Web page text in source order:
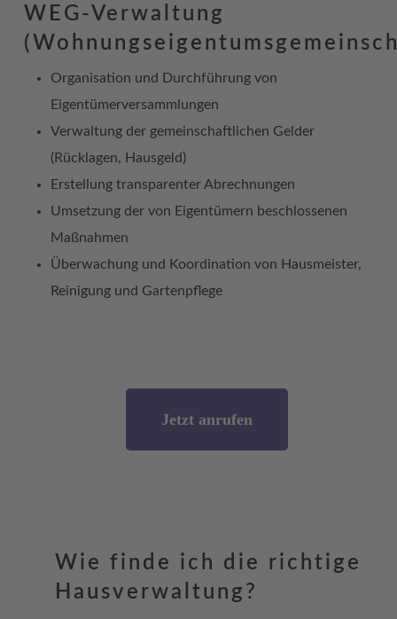
WEG-Verwaltung
Organisation und Durchführung von
Eigentümerversammlungen
Verwaltung der gemeinschaftlichen Gelder
(Rücklagen, Hausgeld)
Erstellung transparenter Abrechnungen
Umsetzung der von Eigentümern beschlossenen
Maßnahmen
Überwachung und Koordination von Hausmeister,
Reinigung und Gartenpflege
Jetzt anrufen
Wie finde ich die richtige
Hausverwaltung?